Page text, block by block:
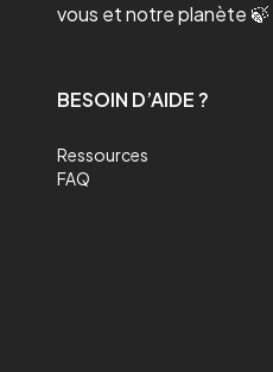
vous et notre planète 🍃
BESOIN D’AIDE ?
Ressources
FAQ